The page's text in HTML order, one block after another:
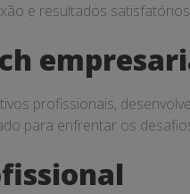
e resultados
profissionais,
para enfrentar os